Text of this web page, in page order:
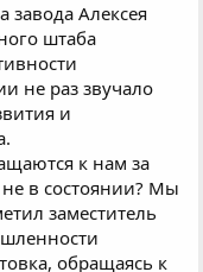
завода Алексея
штаба
не раз звучало
и
к нам за
в состоянии? Мы
заместитель
обращаясь к